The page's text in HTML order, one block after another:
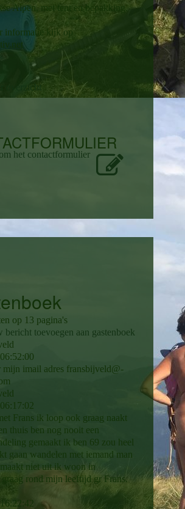
Alpen, met tent en bepakking.
informatie kijk op
overzicht
het contactformulier
op 13 pagina's
bericht toevoegen aan gastenboek
06:52:00
mijn imail adres fransbijveld@­
06:17:02
Frans ik loop ook graag naakt
thuis ben nog nooit een
gemaakt ik ben 69 zou heel
gaan wandelen met iemand man
niet uit ik woon in
graag rond mijn leeftijd gr Frans.
16:22:42